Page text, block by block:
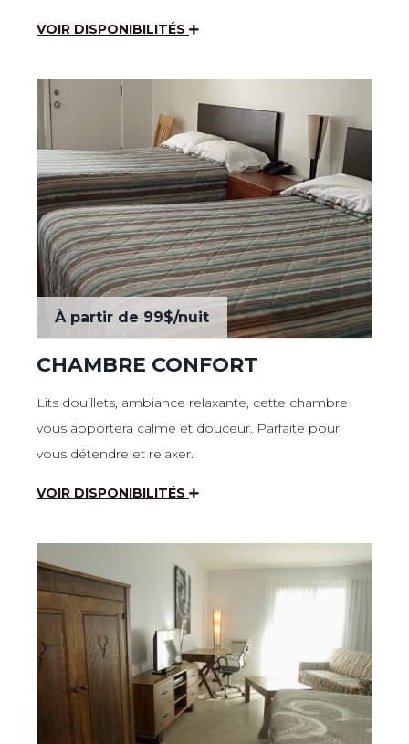
VOIR DISPONIBILITÉS
À partir de 99$/nuit
CHAMBRE CONFORT
Lits douillets, ambiance relaxante, cette chambre
vous apportera calme et douceur. Parfaite pour
vous détendre et relaxer.
VOIR DISPONIBILITÉS